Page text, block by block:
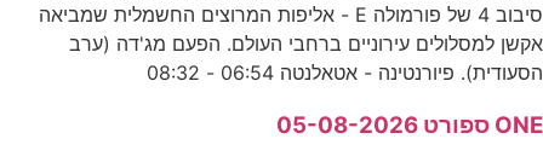
סיבוב 4 של פורמולה E - אליפות המרוצים החשמלית שמביאה
אקשן למסלולים עירוניים ברחבי העולם. הפעם מג'דה (ערב
הסעודית). פיורנטינה - אטאלנטה 06:54 - 08:32
ONE ספורט 05-08-2026